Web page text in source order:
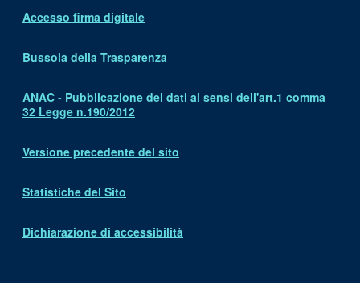
Accesso firma digitale
Bussola della Trasparenza
ANAC - Pubblicazione dei dati ai sensi dell'art.1 comma
32 Legge n.190/2012
Versione precedente del sito
Statistiche del Sito
Dichiarazione di accessibilità